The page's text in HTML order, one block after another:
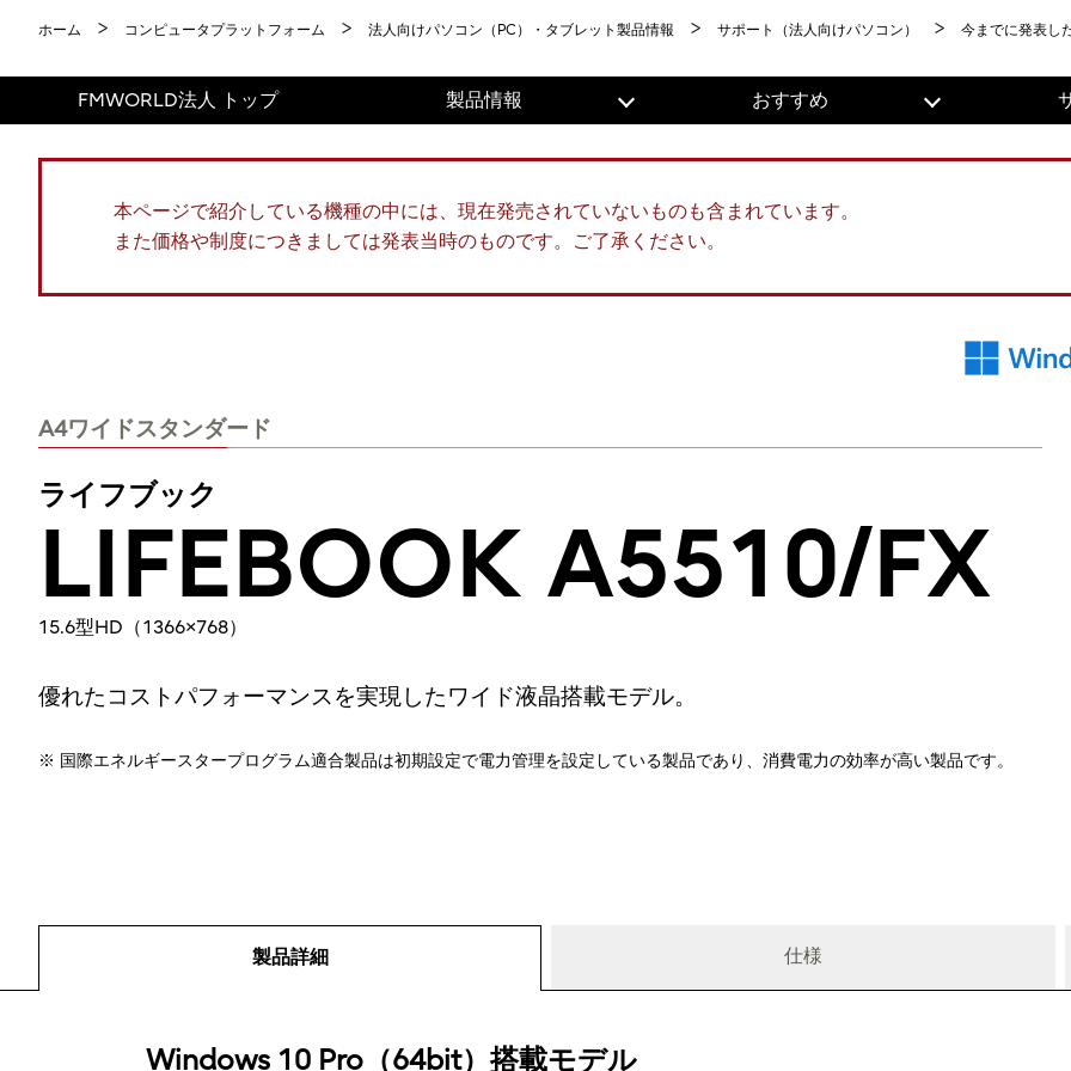
ホーム コンピュータプラットフォーム 法人向けパソコン（PC）・タブレット製品情報 サポート（法人向けパソコン） 今までに発表し
FMWORLD法人 トップ 製品情報 おすすめ
本ページで紹介している機種の中には、現在発売されていないものも含まれています。
また価格や制度につきましては発表当時のものです。ご了承ください。
A4ワイドスタンダード
ライフブック
LIFEBOOK A5510/FX
15.6型HD（1366×768）
優れたコストパフォーマンスを実現したワイド液晶搭載モデル。
※ 国際エネルギースタープログラム適合製品は初期設定で電力管理を設定している製品であり、消費電力の効率が高い製品です。
製品詳細 仕様
製品詳細Windows 10 Pro（64bit）搭載モデル